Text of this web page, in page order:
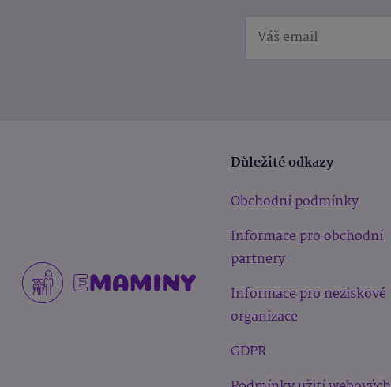
Důležité odkazy
Obchodní podmínky
Informace pro obchodní
partnery
Informace pro neziskové
organizace
GDPR